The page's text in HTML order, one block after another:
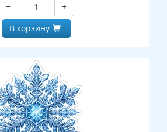
−
+
В корзину